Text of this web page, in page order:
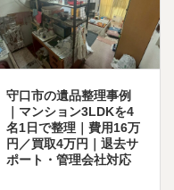
守口市の遺品整理事例
｜マンション3LDKを4
名1日で整理｜費用16万
円／買取4万円｜退去サ
ポート・管理会社対応